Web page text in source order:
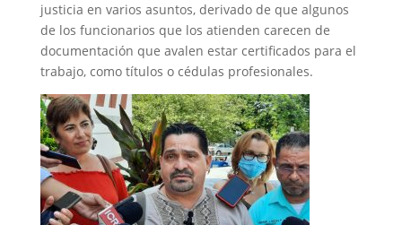
justicia en varios asuntos, derivado de que algunos
de los funcionarios que los atienden carecen de
documentación que avalen estar certificados para el
trabajo, como títulos o cédulas profesionales.